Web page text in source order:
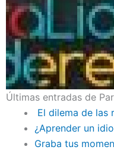
Últimas entradas de
El dilema de las
¿Aprender un
Graba tus